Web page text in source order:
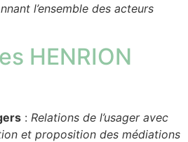
l’ensemble des acteurs
HENRION
: Relations de l’usager avec
et proposition des médiations